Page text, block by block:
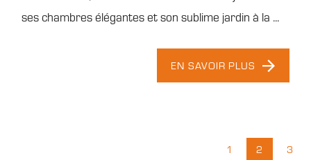
ses chambres élégantes et son sublime jardin à la ...
EN SAVOIR PLUS
1 2 3